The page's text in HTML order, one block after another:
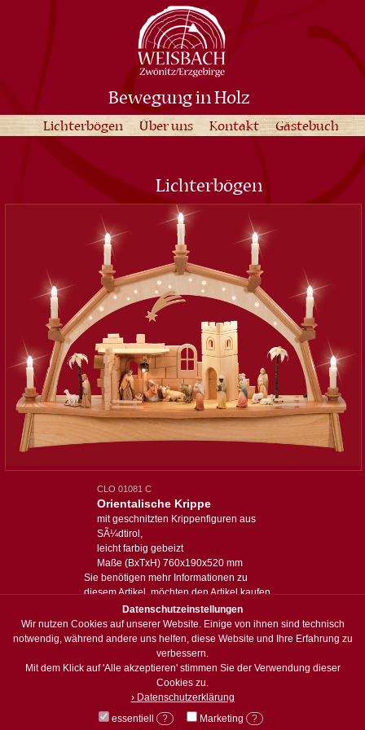
Datenschutzeinstellungen
Wir nutzen Cookies auf unserer Website. Einige von ihnen sind technisch
notwendig, während andere uns helfen, diese Website und Ihre Erfahrung zu
verbessern.
Mit dem Klick auf 'Alle akzeptieren' stimmen Sie der Verwendung dieser
Cookies zu.
› Datenschutzerklärung
essentiell ? Marketing ?
Bewegung in Holz
Lichterbögen Über uns Kontakt Gästebuch
Lichterbögen
CLO 01081 C
Orientalische Krippe
mit geschnitzten Krippenfiguren aus
SÃ¼dtirol,
leicht farbig gebeizt
Maße (BxTxH) 760x190x520 mm
Sie benötigen mehr Informationen zu
diesem Artikel, möchten den Artikel kaufen
oder haben eine spezielle Anfrage:
Anfrage zum Artikel
© Holzwerkstatt Weisbach